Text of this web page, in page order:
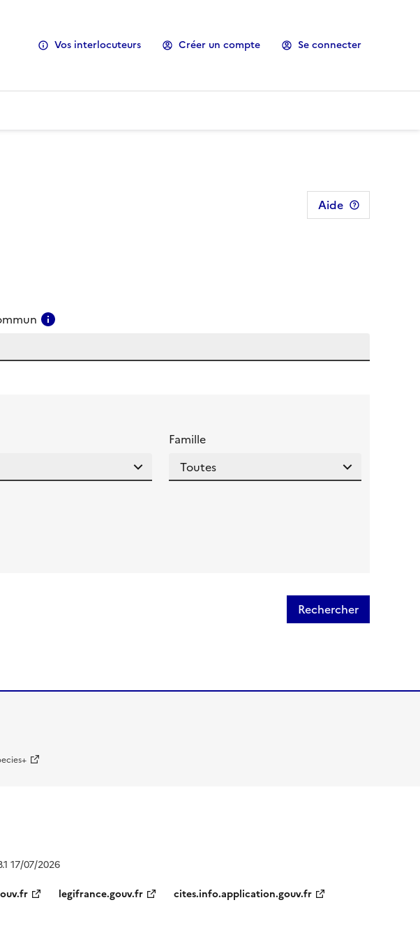
Vos interlocuteurs Créer un compte Se connecter
Aide
Famille
Rechercher
17/07/2026
legifrance.gouv.fr cites.info.application.gouv.fr